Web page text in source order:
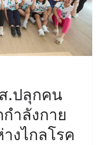
.ปลุกคน
ำลังกาย
งไกลโรค